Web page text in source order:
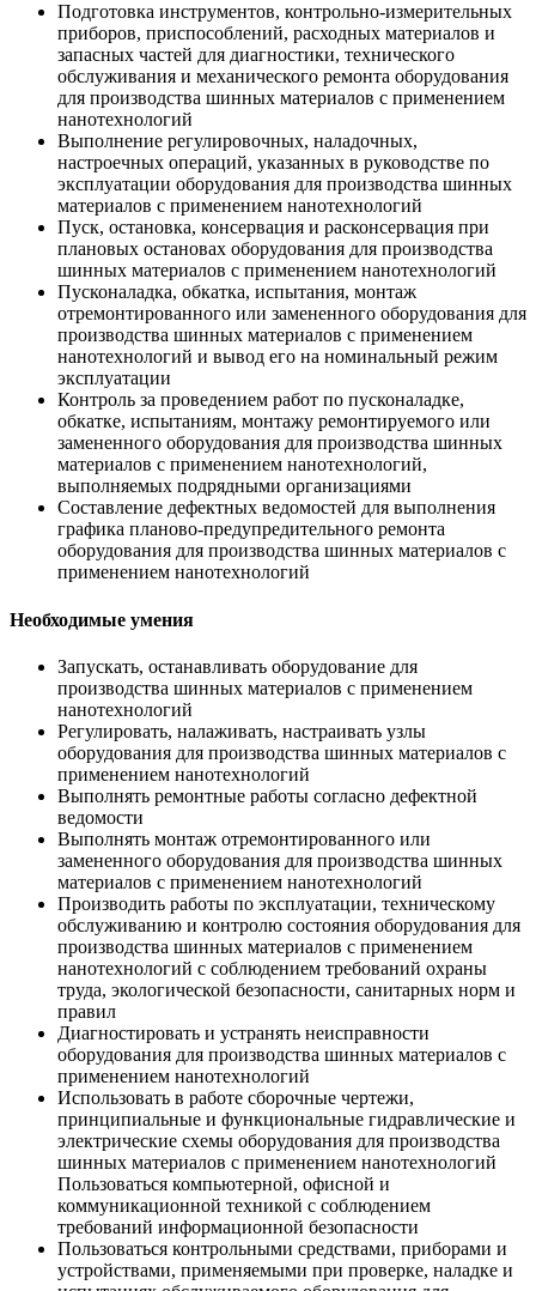
Подготовка инструментов, контрольно-измерительных
приборов, приспособлений, расходных материалов и
запасных частей для диагностики, технического
обслуживания и механического ремонта оборудования
для производства шинных материалов с применением
нанотехнологий
Выполнение регулировочных, наладочных,
настроечных операций, указанных в руководстве по
эксплуатации оборудования для производства шинных
материалов с применением нанотехнологий
Пуск, остановка, консервация и расконсервация при
плановых остановах оборудования для производства
шинных материалов с применением нанотехнологий
Пусконаладка, обкатка, испытания, монтаж
отремонтированного или замененного оборудования для
производства шинных материалов с применением
нанотехнологий и вывод его на номинальный режим
эксплуатации
Контроль за проведением работ по пусконаладке,
обкатке, испытаниям, монтажу ремонтируемого или
замененного оборудования для производства шинных
материалов с применением нанотехнологий,
выполняемых подрядными организациями
Составление дефектных ведомостей для выполнения
графика планово-предупредительного ремонта
оборудования для производства шинных материалов с
применением нанотехнологий
Необходимые умения
Запускать, останавливать оборудование для
производства шинных материалов с применением
нанотехнологий
Регулировать, налаживать, настраивать узлы
оборудования для производства шинных материалов с
применением нанотехнологий
Выполнять ремонтные работы согласно дефектной
ведомости
Выполнять монтаж отремонтированного или
замененного оборудования для производства шинных
материалов с применением нанотехнологий
Производить работы по эксплуатации, техническому
обслуживанию и контролю состояния оборудования для
производства шинных материалов с применением
нанотехнологий с соблюдением требований охраны
труда, экологической безопасности, санитарных норм и
правил
Диагностировать и устранять неисправности
оборудования для производства шинных материалов с
применением нанотехнологий
Использовать в работе сборочные чертежи,
принципиальные и функциональные гидравлические и
электрические схемы оборудования для производства
шинных материалов с применением нанотехнологий
Пользоваться компьютерной, офисной и
коммуникационной техникой с соблюдением
требований информационной безопасности
Пользоваться контрольными средствами, приборами и
устройствами, применяемыми при проверке, наладке и